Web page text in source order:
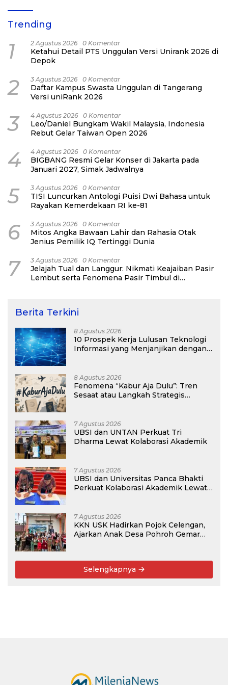
Trending
1 2 Agustus 2026 0 Komentar
Ketahui Detail PTS Unggulan Versi Unirank 2026 di
Depok
2 3 Agustus 2026 0 Komentar
Daftar Kampus Swasta Unggulan di Tangerang
Versi uniRank 2026
3 4 Agustus 2026 0 Komentar
Leo/Daniel Bungkam Wakil Malaysia, Indonesia
Rebut Gelar Taiwan Open 2026
4 4 Agustus 2026 0 Komentar
BIGBANG Resmi Gelar Konser di Jakarta pada
Januari 2027, Simak Jadwalnya
5 3 Agustus 2026 0 Komentar
TISI Luncurkan Antologi Puisi Dwi Bahasa untuk
Rayakan Kemerdekaan RI ke-81
6 3 Agustus 2026 0 Komentar
Mitos Angka Bawaan Lahir dan Rahasia Otak
Jenius Pemilik IQ Tertinggi Dunia
7 3 Agustus 2026 0 Komentar
Jelajah Tual dan Langgur: Nikmati Keajaiban Pasir
Lembut serta Fenomena Pasir Timbul di
Berita Terkini
8 Agustus 2026
10 Prospek Kerja Lulusan Teknologi
Informasi yang Menjanjikan dengan
8 Agustus 2026
Fenomena “Kabur Aja Dulu”: Tren
Sesaat atau Langkah Strategis
7 Agustus 2026
UBSI dan UNTAN Perkuat Tri
Dharma Lewat Kolaborasi Akademik
7 Agustus 2026
UBSI dan Universitas Panca Bhakti
Perkuat Kolaborasi Akademik Lewat
7 Agustus 2026
KKN USK Hadirkan Pojok Celengan,
Ajarkan Anak Desa Pohroh Gemar
Selengkapnya